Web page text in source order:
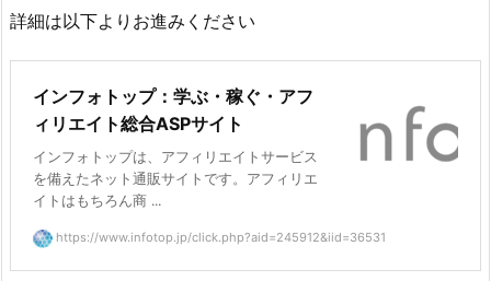
詳細は以下よりお進みください
インフォトップ：学ぶ・稼ぐ・アフ
ィリエイト総合ASPサイト
インフォトップは、アフィリエイトサービス
を備えたネット通販サイトです。アフィリエ
イトはもちろん商 ...
https://www.infotop.jp/click.php?aid=245912&iid=36531